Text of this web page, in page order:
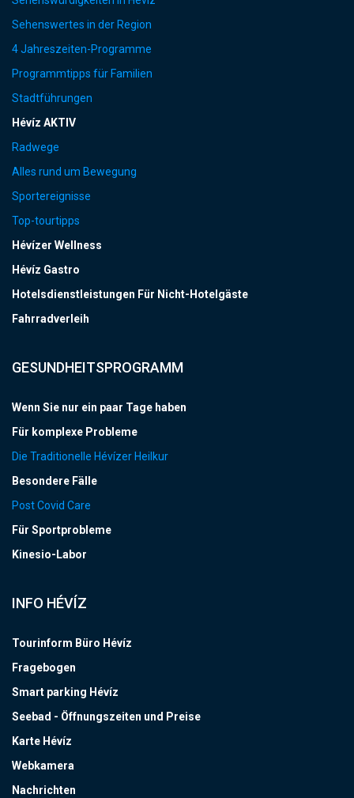
Sehenswertes in der Region
4 Jahreszeiten-Programme
Programmtipps für Familien
Stadtführungen
Hévíz AKTIV
Radwege
Alles rund um Bewegung
Sportereignisse
Top-tourtipps
Hévízer Wellness
Hévíz Gastro
Hotelsdienstleistungen Für Nicht-Hotelgäste
Fahrradverleih
GESUNDHEITSPROGRAMM
Wenn Sie nur ein paar Tage haben
Für komplexe Probleme
Die Traditionelle Hévízer Heilkur
Besondere Fälle
Post Covid Care
Für Sportprobleme
Kinesio-Labor
INFO HÉVÍZ
Tourinform Büro Hévíz
Fragebogen
Smart parking Hévíz
Seebad - Öffnungszeiten und Preise
Karte Hévíz
Webkamera
Nachrichten